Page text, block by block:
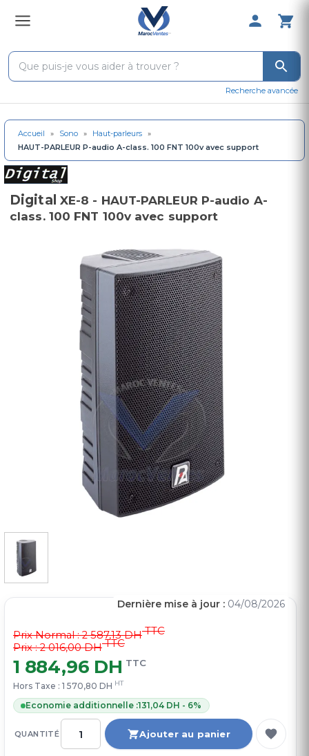
0 Produit
Recherche avancée
Accueil » Sono » Haut-parleurs »
HAUT-PARLEUR P-audio A-class. 100 FNT 100v avec support
Digital XE-8 - HAUT-PARLEUR P-audio A-
class. 100 FNT 100v avec support
QUANTITÉ Ajouter au panier
Prix Normal :2 587,13 DHTTC
Prix : 2 016,00 DHTTC
1 884,96 DH TTC
Hors Taxe : 1 570,80 DH HT
Economie additionnelle :131,04 DH - 6%
Dernière mise à jour : 04/08/2026